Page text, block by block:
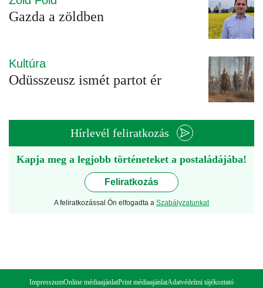
Gazda a zöldben
Kultúra
Odüsszeusz ismét partot ér
Hírlevél feliratkozás
Kapja meg a legjobb történeteket a postaládájába!
Feliratkozás
A feliratkozással Ön elfogadta a Szabályzatunkat
ImpresszumOnline médiaajánlatPrint médiaajánlatAdatvédelmi tájékoztató